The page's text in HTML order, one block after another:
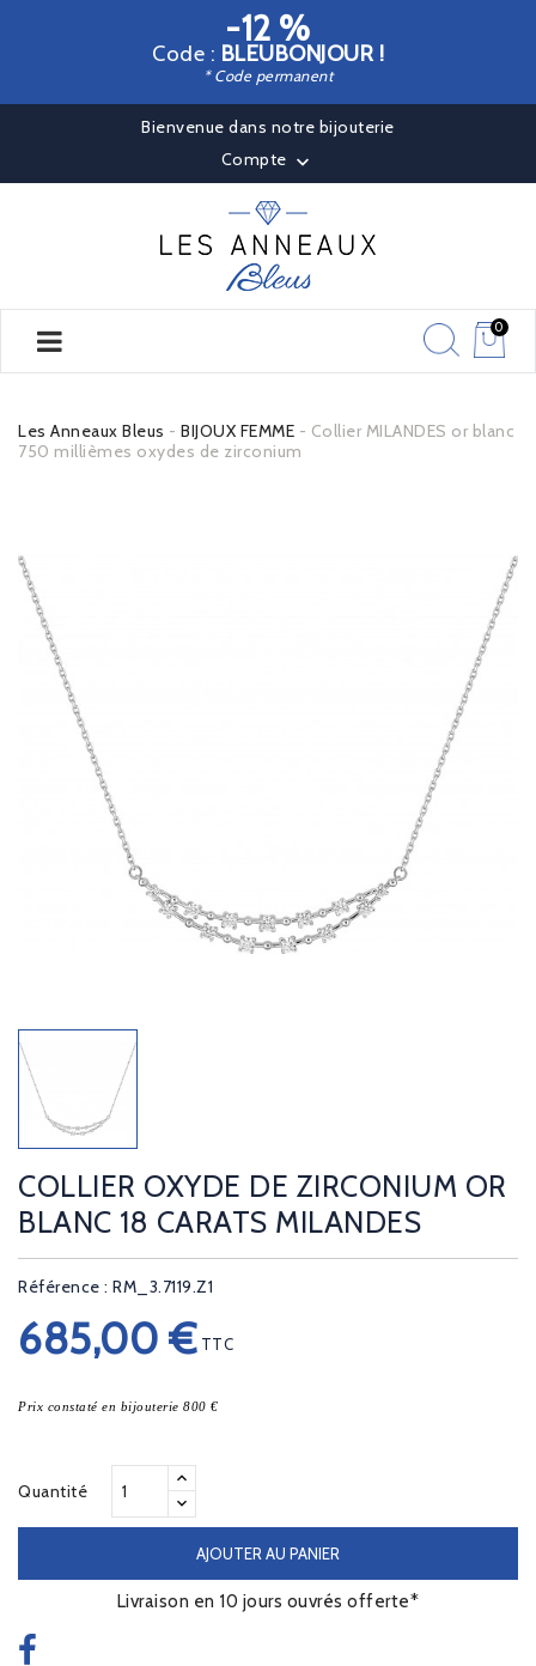
-12 %
Code : BLEUBONJOUR !
* Code permanent
Bienvenue dans notre bijouterie
Compte 
0
Les Anneaux Bleus BIJOUX FEMME
Collier MILANDES or blanc
750 millièmes oxydes de zirconium
COLLIER OXYDE DE ZIRCONIUM OR
BLANC 18 CARATS MILANDES
Référence : RM_3.7119.Z1
685,00 € TTC
Prix constaté en bijouterie 800 €
Quantité
AJOUTER AU PANIER
Livraison en 10 jours ouvrés offerte*